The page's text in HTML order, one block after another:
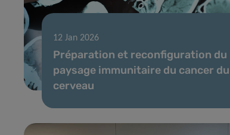
12 Jan 2026
Préparation et reconfiguration du
paysage immunitaire du cancer du
cerveau